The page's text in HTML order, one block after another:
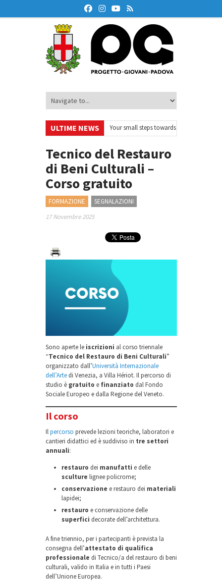
ULTIME NEWS
– Ciclo di webinar •
Your small steps towards sustainability –
finanziaria
• Oxford Debate Lab – Borse di studio 2026/27
Tecnico del Restauro
di Beni Culturali –
Corso gratuito
FORMAZIONE
SEGNALAZIONI
17 Novembre 2025
Sono aperte le iscrizioni al corso triennale
“Tecnico del Restauro di Beni Culturali”
organizzato dall’Università Internazionale
dell’Artedi Venezia, a Villa Hériot. Il percorso di
studio è gratuito e finanziato dal Fondo
Sociale Europeo e dalla Regione del Veneto.
Il corso
Ilpercorso prevede lezioni teoriche, laboratori e
cantieri didattici ed è suddiviso in tre settori
annuali:
restauro dei manufatti e delle
sculture lignee policrome;
conservazione e restauro dei materiali
lapidei;
restauro e conservazione delle
superfici decorate dell’architettura.
A fine triennio, per i partecipanti è prevista la
consegna dell’attestato di qualifica
professionale di Tecnico/a del restauro di beni
culturali, valido in Italia e in tutti i Paesi
dell’Unione Europea.